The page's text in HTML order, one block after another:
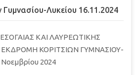
Λυκείου 16.11.2024
ΚΑΙ ΛΑΥΡΕΩΤΙΚΗΣ
ΚΟΡΙΤΣΙΩΝ ΓΥΜΝΑΣΙΟΥ-
2024